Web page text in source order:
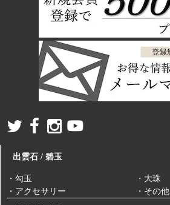
出雲石 / 碧玉
・勾玉
・大珠
・アクセサリー
・その他